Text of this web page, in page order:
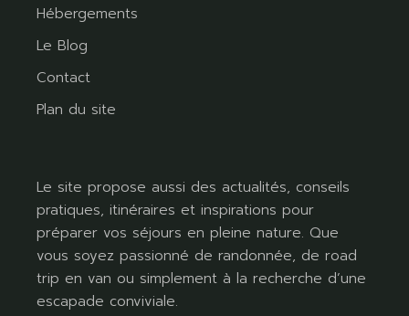
Hébergements
Le Blog
Contact
Plan du site
Le site propose aussi des actualités, conseils
pratiques, itinéraires et inspirations pour
préparer vos séjours en pleine nature. Que
vous soyez passionné de randonnée, de road
trip en van ou simplement à la recherche d’une
escapade conviviale.